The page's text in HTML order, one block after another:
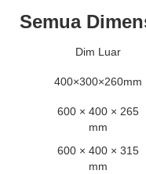
Semua
Dim Luar
400×300×260mm
600 × 400 × 265
mm
600 × 400 × 315
mm